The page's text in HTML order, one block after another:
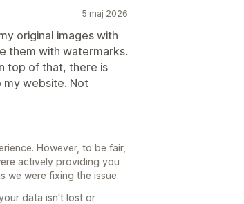
5 maj 2026
original images with
them with watermarks.
top of that, there is
my website. Not
However, to be fair,
actively providing you
we were fixing the issue.
data isn't lost or